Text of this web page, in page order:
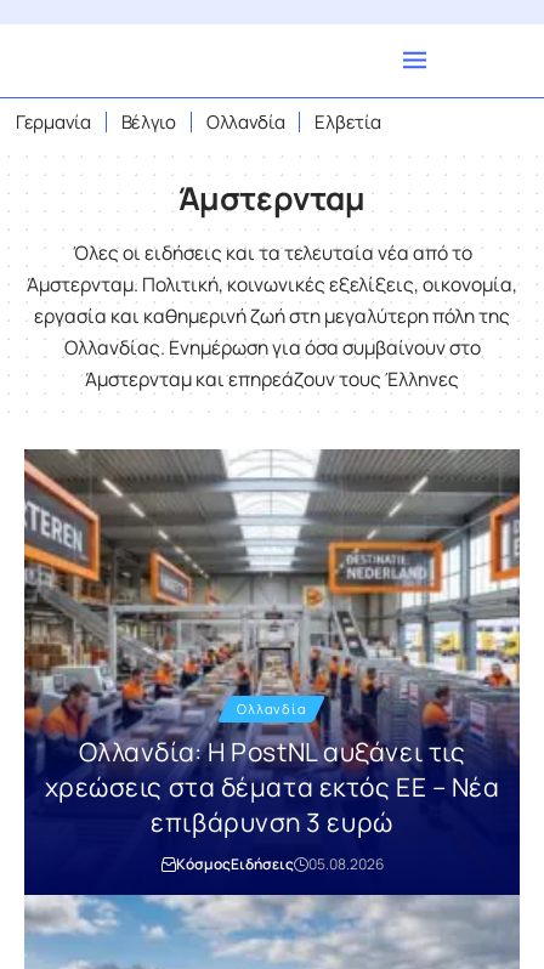
Γερμανία Βέλγιο Ολλανδία Ελβετία
Άμστερνταμ
Όλες οι ειδήσεις και τα τελευταία νέα από το
Άμστερνταμ. Πολιτική, κοινωνικές εξελίξεις, οικονομία,
εργασία και καθημερινή ζωή στη μεγαλύτερη πόλη της
Ολλανδίας. Ενημέρωση για όσα συμβαίνουν στο
Άμστερνταμ και επηρεάζουν τους Έλληνες
Ολλανδία
Ολλανδία: Η PostNL αυξάνει τις
χρεώσεις στα δέματα εκτός ΕΕ – Νέα
επιβάρυνση 3 ευρώ
ΚόσμοςΕιδήσεις 05.08.2026